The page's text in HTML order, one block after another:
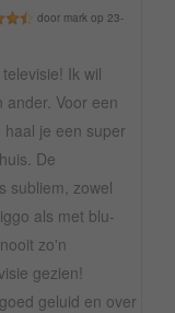
door mark op 23-
Ik wil
ander. Voor een
je een super
De
subliem, zowel
als met blu-
zo'n
gezien!
geluid en over